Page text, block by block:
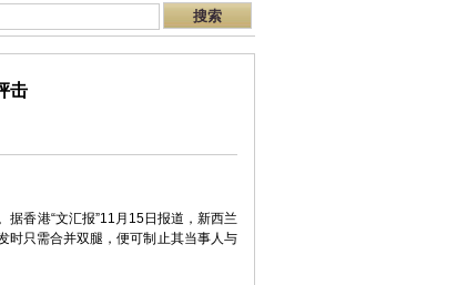
击
香港“文汇报”11月15日报道，新西兰
时只需合并双腿，便可制止其当事人与